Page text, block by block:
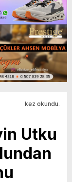
kez okundu.
Utku